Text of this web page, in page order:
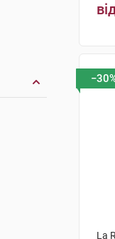
La